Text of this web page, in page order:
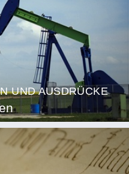
UND AUSDRÜCKE